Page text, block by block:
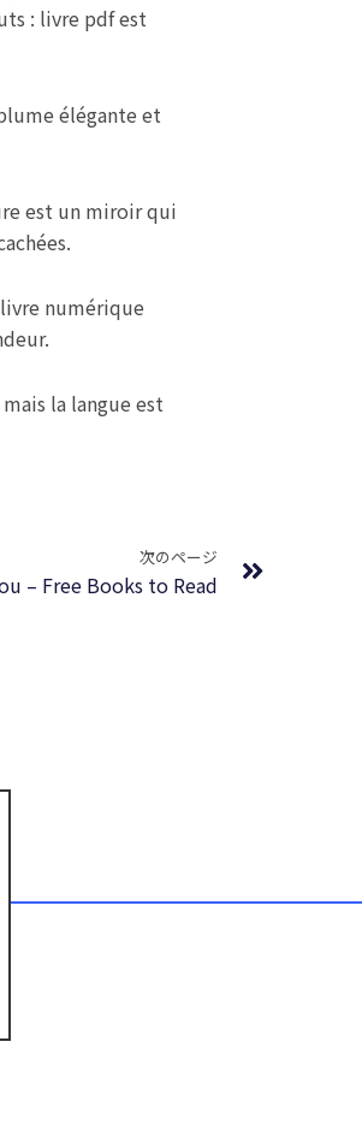
: livre pdf est
élégante et
est un miroir qui
numérique
la langue est
次のページ
– Free Books to Read